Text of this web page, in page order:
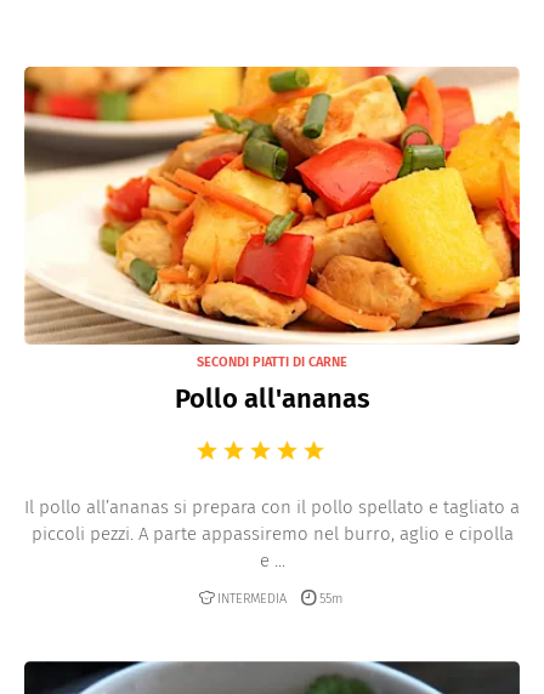
SECONDI PIATTI DI CARNE
Pollo all'ananas
Il pollo all’ananas si prepara con il pollo spellato e tagliato a
piccoli pezzi. A parte appassiremo nel burro, aglio e cipolla
e ...
INTERMEDIA 55m